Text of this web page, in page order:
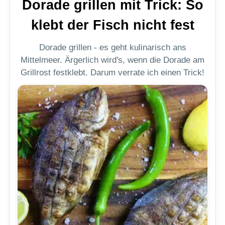
Dorade grillen mit Trick: So
klebt der Fisch nicht fest
Dorade grillen - es geht kulinarisch ans
Mittelmeer. Ärgerlich wird's, wenn die Dorade am
Grillrost festklebt. Darum verrate ich einen Trick!